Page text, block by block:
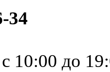
34
10:00 до